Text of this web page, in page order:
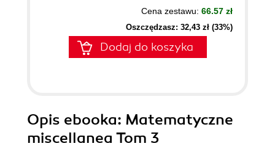
Cena zestawu: 66.57 zł
Oszczędzasz: 32,43 zł (33%)
Dodaj do koszyka
Opis ebooka: Matematyczne
miscellanea Tom 3